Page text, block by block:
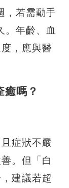
，若需動手
。年齡、血
，應與醫
癒嗎？
症狀不嚴
。但「白
建議若超